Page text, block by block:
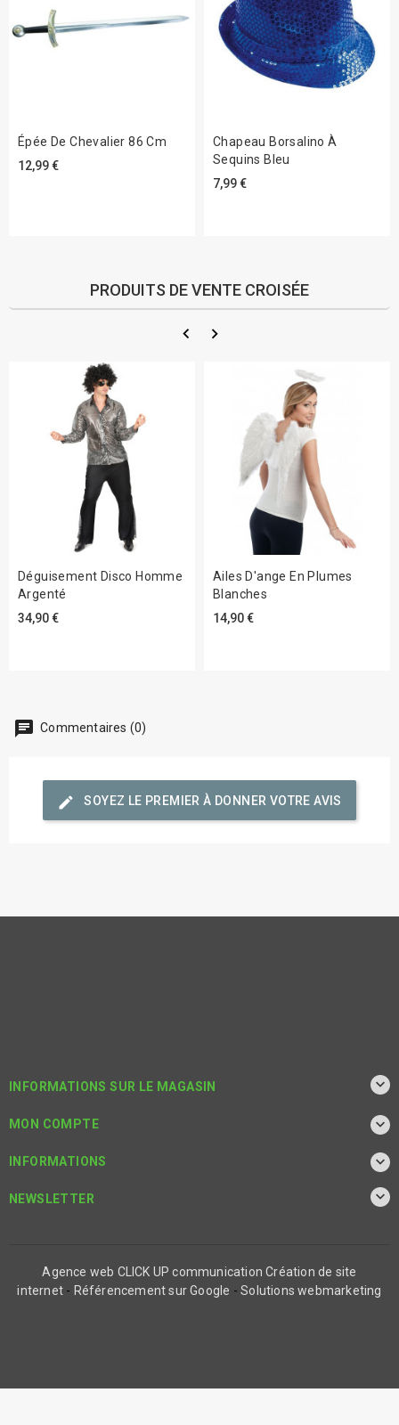
Épée De Chevalier 86 Cm
12,99 €
Chapeau Borsalino À
Sequins Bleu
7,99 €
PRODUITS DE VENTE CROISÉE
Déguisement Disco Homme
Argenté
34,90 €
Ailes D'ange En Plumes
Blanches
14,90 €
chat Commentaires (0)
edit SOYEZ LE PREMIER À DONNER VOTRE AVIS
INFORMATIONS SUR LE MAGASIN 
MON COMPTE 
INFORMATIONS 
NEWSLETTER 
Agence web CLICK UP communication Création de site
internet - Référencement sur Google -Solutions webmarketing